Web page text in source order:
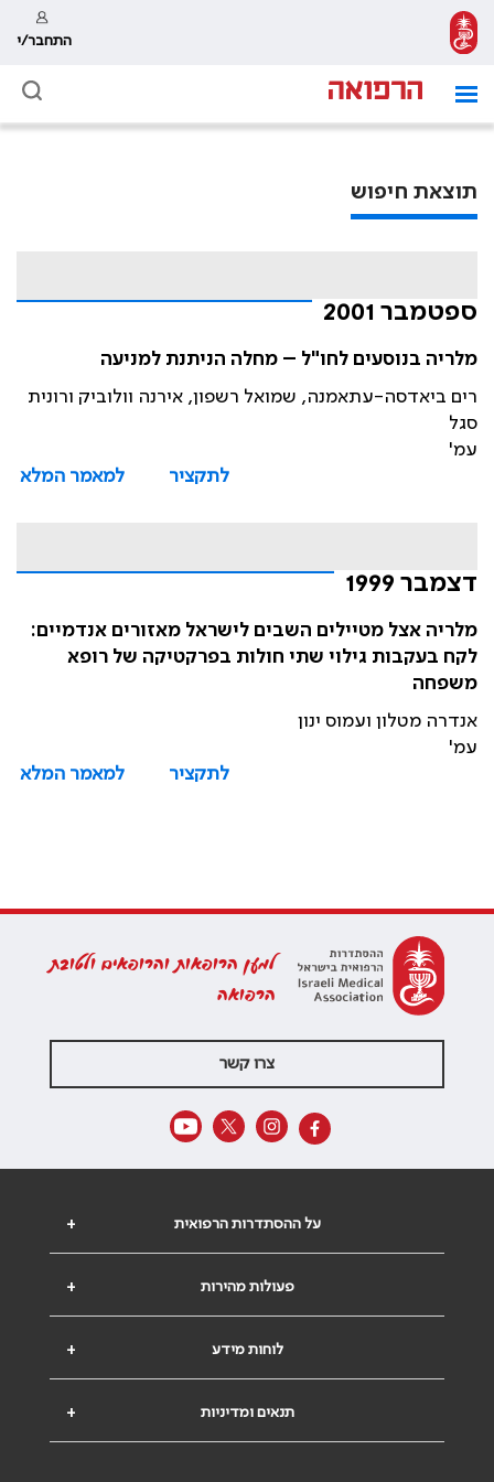
התחבר/י
תוצאת חיפוש
ספטמבר 2001
מלריה בנוסעים לחו"ל – מחלה הניתנת למניעה
רים ביאדסה-עתאמנה, שמואל רשפון, אירנה וולוביק ורונית
סגל
עמ'
לתקציר
למאמר המלא
דצמבר 1999
מלריה אצל מטיילים השבים לישראל מאזורים אנדמיים:
לקח בעקבות גילוי שתי חולות בפרקטיקה של רופא
משפחה
אנדרה מטלון ועמוס ינון
עמ'
לתקציר
למאמר המלא
למען הרופאות והרופאים ולטובת
הרפואה
צרו קשר
+ על ההסתדרות הרפואית
+ פעולות מהירות
+ לוחות מידע
+ תנאים ומדיניות